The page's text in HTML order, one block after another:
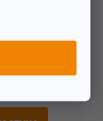
Rozmiar 4"